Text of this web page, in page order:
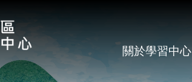
關於學習中心